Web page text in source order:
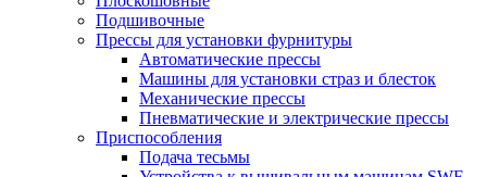
Подшивочные
Прессы для установки фурнитуры
Автоматические прессы
Машины для установки страз и блесток
Механические прессы
Пневматические и электрические прессы
Приспособления
Подача тесьмы